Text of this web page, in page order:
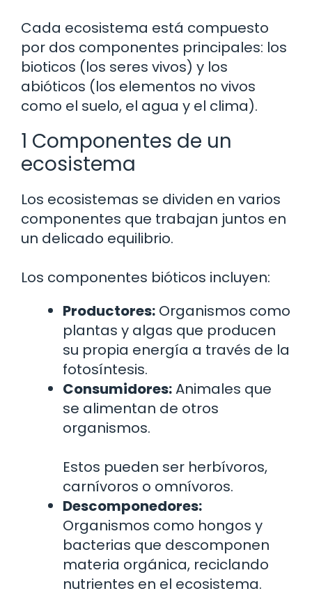
Cada ecosistema está compuesto
por dos componentes principales: los
bioticos (los seres vivos) y los
abióticos (los elementos no vivos
como el suelo, el agua y el clima).
1 Componentes de un
ecosistema
Los ecosistemas se dividen en varios
componentes que trabajan juntos en
un delicado equilibrio.
Los componentes bióticos incluyen:
Productores: Organismos como
plantas y algas que producen
su propia energía a través de la
fotosíntesis.
Consumidores:Animales que
se alimentan de otros
organismos.
Estos pueden ser herbívoros,
carnívoros o omnívoros.
Descomponedores:
Organismos como hongos y
bacterias que descomponen
materia orgánica, reciclando
nutrientes en el ecosistema.